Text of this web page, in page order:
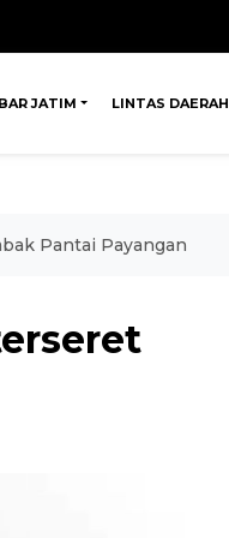
JATIM LINTAS DAERAH
Pantai Payangan